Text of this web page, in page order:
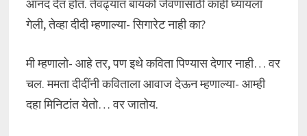
आनंद देत होतं. तेवढ्यात बायको जेवणासाठी काही घ्यायला
गेली, तेव्हा दीदी म्हणाल्या- सिगारेट नाही का?
मी म्हणालो- आहे तर, पण इथे कविता पिण्यास देणार नाही… वर
चल. ममता दीदींनी कविताला आवाज देऊन म्हणाल्या- आम्ही
दहा मिनिटांत येतो… वर जातोय.